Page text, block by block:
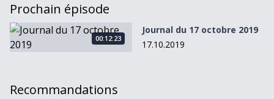
Prochain épisode
Journal du 17 octobre 2019
00:12:23
Journal du 17 octobre 2019
17.10.2019
Recommandations